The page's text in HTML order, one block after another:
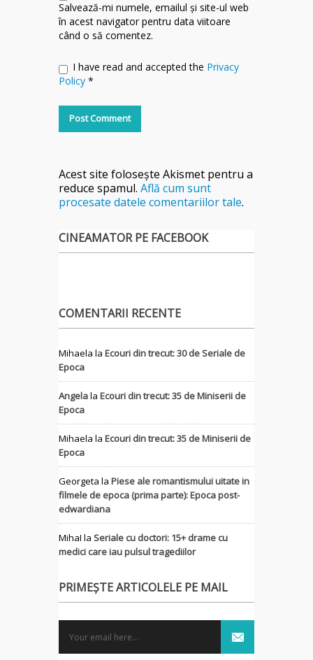
Salvează-mi numele, emailul și site-ul web
în acest navigator pentru data viitoare
când o să comentez.
I have read and accepted the Privacy
Policy *
Acest site folosește Akismet pentru a
reduce spamul. Află cum sunt
procesate datele comentariilor tale.
CINEAMATOR PE FACEBOOK
COMENTARII RECENTE
Mihaela la Ecouri din trecut: 30 de Seriale de
Epoca
Angelala Ecouri din trecut: 35 de Miniserii de
Epoca
Mihaela la Ecouri din trecut: 35 de Miniserii de
Epoca
Georgeta la Piese ale romantismului uitate in
filmele de epoca (prima parte): Epoca post-
edwardiana
MihaI la Seriale cu doctori: 15+ drame cu
medici care iau pulsul tragediilor
PRIMEȘTE ARTICOLELE PE MAIL